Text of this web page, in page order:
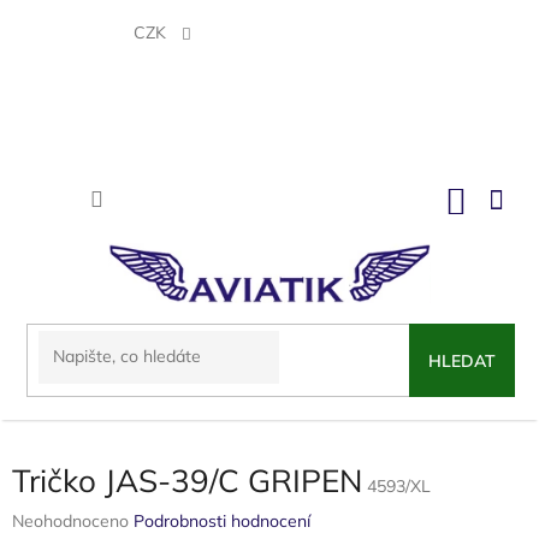
CZK
HLEDAT
Tričko JAS-39/C GRIPEN 4593/XL
Průměrné
Neohodnoceno Podrobnosti hodnocení